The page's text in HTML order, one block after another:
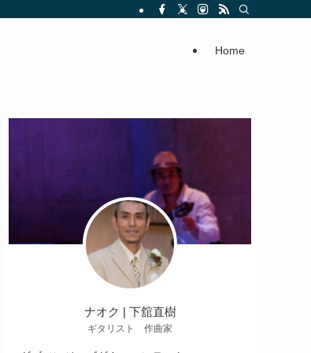
Home
ナオク | 下舘直樹
ギタリスト 作曲家